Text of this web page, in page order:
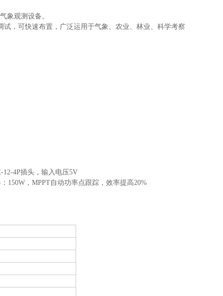
象观测设备。
，可快速布置，广泛运用于气象、农业、林业、科学考察
12-4P插头，输入电压5V
150W，MPPT自动功率点跟踪，效率提高20%